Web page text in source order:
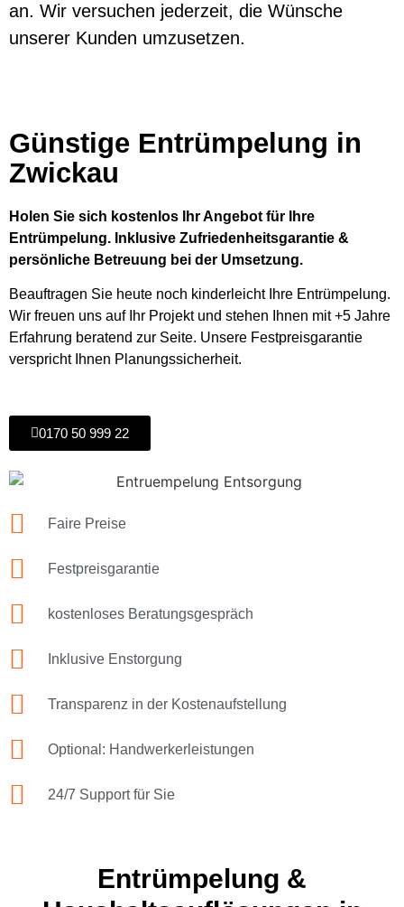
an. Wir versuchen jederzeit, die Wünsche
unserer Kunden umzusetzen.
Günstige Entrümpelung in
Zwickau
Holen Sie sich kostenlos Ihr Angebot für Ihre
Entrümpelung. Inklusive Zufriedenheitsgarantie &
persönliche Betreuung bei der Umsetzung.
Beauftragen Sie heute noch kinderleicht Ihre Entrümpelung.
Wir freuen uns auf Ihr Projekt und stehen Ihnen mit +5 Jahre
Erfahrung beratend zur Seite. Unsere Festpreisgarantie
verspricht Ihnen Planungssicherheit.
0170 50 999 22
Faire Preise
Festpreisgarantie
kostenloses Beratungsgespräch
Inklusive Enstorgung
Transparenz in der Kostenaufstellung
Optional: Handwerkerleistungen
24/7 Support für Sie
Entrümpelung &